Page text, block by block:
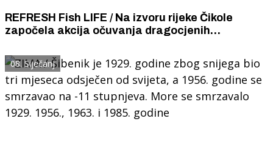
REFRESH Fish LIFE / Na izvoru rijeke Čikole
započela akcija očuvanja dragocjenih
08. Siječanj